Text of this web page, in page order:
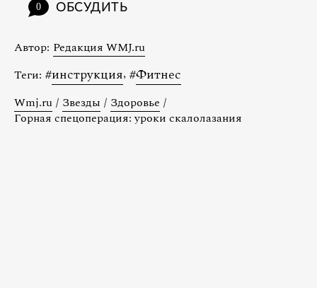
0 ОБСУДИТЬ
Автор: Редакция WMJ.ru
Теги: #инструкция, #Фитнес
Wmj.ru / Звезды / Здоровье /
Горная спецоперация: уроки скалолазания